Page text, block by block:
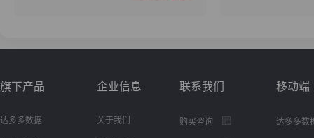
旗下产品
达多多数据
企业信息
关于我们
联系我们
购买咨询
移动端
达多多数